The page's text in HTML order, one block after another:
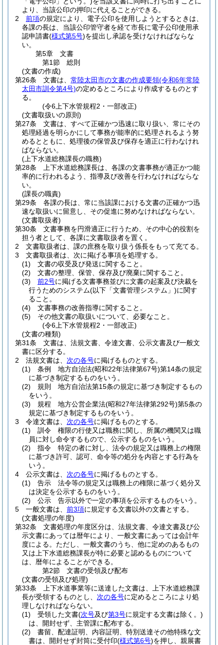
より、当該公印の押印に代えることができる。
2
前項の規定により、電子公印を使用しようとするときは、
各課の長は、当該公印管守者を経て市長に電子公印使用承
認申請書(様式第5号)を提出し承認を受けなければならな
い。
第5章
文書
第1節
総則
(文書の作成)
第26条
文書は、 常陸太田市の文書の作成要領(令和6年常陸
太田市訓令第4号)の定めるところにより作成するものとす
る。
(令6上下水管規程2・一部改正)
(文書取扱いの原則)
第27条
文書は、すべて正確かつ迅速に取り扱い、常にその
処理経過を明らかにして事務が能率的に処理されるよう努
めるとともに、処理後の保管及び保存を適正に行わなけれ
ばならない。
(上下水道総務課長の職務)
第28条
上下水道総務課長は、各課の文書事務が適正かつ能
率的に行われるよう、指導及び改善を行わなければならな
い。
(課長の職責)
第29条
各課の長は、常に当該課における文書の正確かつ迅
速な取扱いに留意し、その促進に努めなければならない。
(文書取扱者)
第30条
文書事務を円滑適正に行うため、その中心的役割を
担う者として、各課に文書取扱者を置く。
2
文書取扱者は、課の庶務を取り扱う係長をもって充てる。
3
文書取扱者は、次に掲げる事項を処理する。
(1)
文書の収受及び発送に関すること。
(2)
文書の整理、保管、保存及び廃棄に関すること。
(3)
前2号に掲げる文書事務並びに文書の起案及び決裁を
行うためのシステム(以下「文書管理システム」)に関す
ること。
(4)
文書事務の改善指導に関すること。
(5)
その他文書の取扱いについて、必要なこと。
(令6上下水管規程2・一部改正)
(文書の種類)
第31条
文書は、法規文書、令達文書、公示文書及び一般文
書に区分する。
2
法規文書は、 次の各号に掲げるものとする。
(1)
条例 地方自治法(昭和22年法律第67号)第14条の規定
に基づき制定するものをいう。
(2)
規則 地方自治法第15条の規定に基づき制定するもの
をいう。
(3)
規程 地方公営企業法(昭和27年法律第292号)第5条の
規定に基づき制定するものをいう。
3
令達文書は、 次の各号に掲げるものとする。
(1)
訓令 権限の行使又は職務に関し、所属の機関又は職
員に対し命令するもので、公示するものをいう。
(2)
指令 特定の者に対し、法令の規定又は職務上の権限
に基づき許可、認可、命令等の処分を内容とする行為を
いう。
4
公示文書は、 次の各号に掲げるものとする。
(1)
告示 法令等の規定又は職務上の権限に基づく処分又
は決定を公示するものをいう。
(2)
公示 告示以外で一定の事項を公示するものをいう。
5
一般文書は、 前3項に規定する文書以外の文書とする。
(文書処理の年度)
第32条
文書処理の年度区分は、法規文書、令達文書及び公
示文書にあっては暦年により、一般文書にあっては会計年
度による。 ただし、一般文書のうち、他に定めのあるもの
又は上下水道総務課長が特に必要と認めるものについて
は、暦年によることができる。
第2節
文書の受領及び配布
(文書の受領及び処理)
第33条
上下水道事業等に送達した文書は、上下水道総務課
長が受領するものとし、 次の各号に定めるところにより処
理しなければならない。
(1)
受領した文書(次号及び第3号に規定する文書は除く。)
は、開封せず、主管課に配布する。
(2)
書留、配達証明、内容証明、特別送達その他特殊な文
書は、開封せず封筒に受付印(様式第6号)を押し、親展書